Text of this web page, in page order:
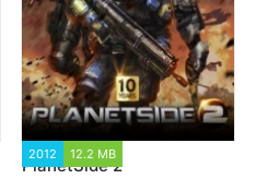
2012 12.2 MB
PlanetSide 2